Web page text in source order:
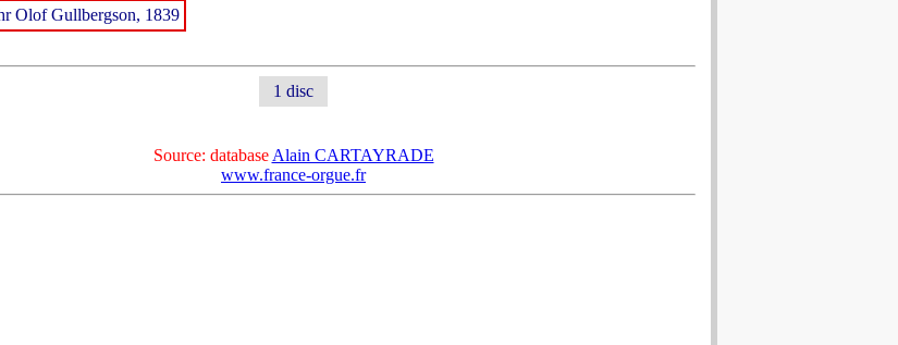
Olof Gullbergson, 1839
1 disc
Source: database Alain CARTAYRADE
www.france-orgue.fr